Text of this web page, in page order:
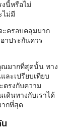
นี้หรือไม่
ไม่มี
ะครอบคลุมมาก
าประกันควร
ณมากที่สุดนั้น ทาง
ละเปรียบเทียบ
ตรงกับความ
ดินทางกับเราได้
กที่สุด